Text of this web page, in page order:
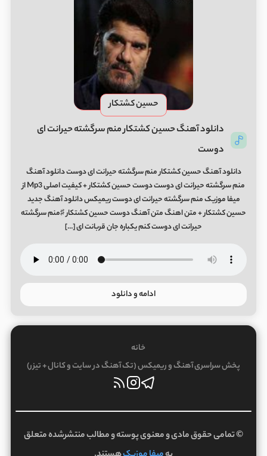
حسین کشتکار
دانلود آهنگ حسین کشتکار منم سرگشته حیرانت ای
دوست
دانلود آهنگ حسین کشتکار منم سرگشته حیرانت ای دوست دانلود آهنگ
منم سرگشته حیرانت ای دوست دوست حسین کشتکار + کیفیت اصلی Mp3 از
میفا موزیک منم سرگشته حیرانت ای دوست ریمیکس دانلود آهنگ جدید
حسین کشتکار + متن اهنگ متن آهنگ دوست حسین کشتکار ♯منم سرگشته
حیرانت ای دوست کنم یکباره جان قربانت ای […]
ادامه و دانلود
خانه
پخش سراسری آهنگ و ریمیکس (تک آهنگ در سایت و کانال + تیزر)
© تمامی حقوق مادی و معنوی پوسته و مطالب منتشرشده متعلق